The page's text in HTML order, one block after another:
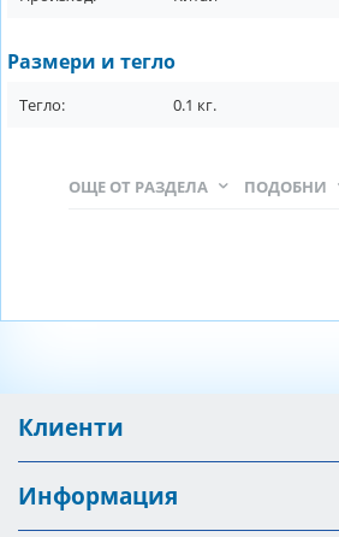
Размери и тегло
Тегло: 0.1 кг.
ПОДОБНИ
ОЩЕ ОТ РАЗДЕЛА
Клиенти
Информация